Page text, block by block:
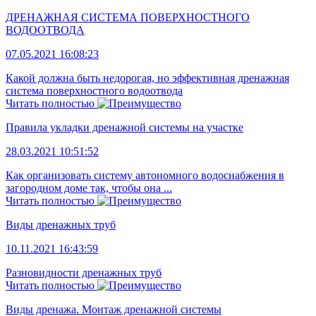
ДРЕНАЖНАЯ СИСТЕМА ПОВЕРХНОСТНОГО
ВОДООТВОДА
07.05.2021 16:08:23
Какой должна быть недорогая, но эффективная дренажная
система поверхностного водоотвода
Читать полностью
Правила укладки дренажной системы на участке
28.03.2021 10:51:52
Как организовать систему автономного водоснабжения в
загородном доме так, чтобы она ...
Читать полностью
Виды дренажных труб
10.11.2021 16:43:59
Разновидности дренажных труб
Читать полностью
Виды дренажа. Монтаж дренажной системы